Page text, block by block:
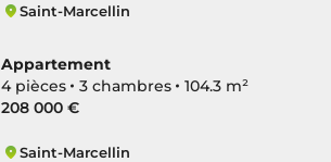
Saint-Marcellin
Appartement
4 pièces
3 chambres
104.3 m²
208 000 €
Saint-Marcellin